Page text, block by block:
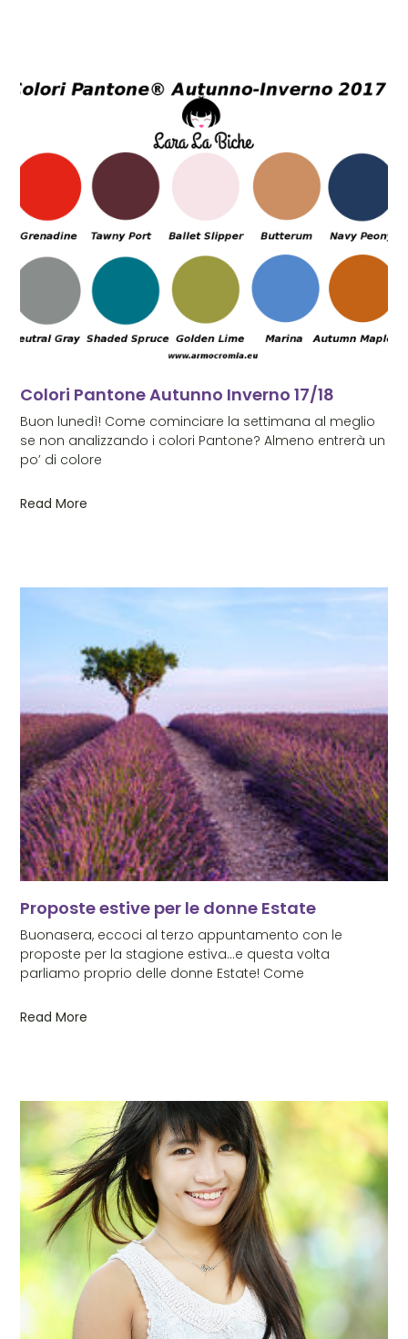
Colori Pantone Autunno Inverno 17/18
Buon lunedì! Come cominciare la settimana al meglio
se non analizzando i colori Pantone? Almeno entrerà un
po’ di colore
Read More
Proposte estive per le donne Estate
Buonasera, eccoci al terzo appuntamento con le
proposte per la stagione estiva…e questa volta
parliamo proprio delle donne Estate! Come
Read More